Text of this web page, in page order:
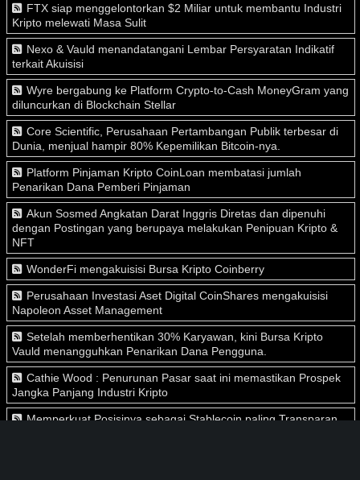
FTX siap menggelontorkan $2 Miliar untuk membantu Industri
Kripto melewati Masa Sulit
Nexo & Vauld menandatangani Lembar Persyaratan Indikatif
terkait Akuisisi
Wyre bergabung ke Platform Crypto-to-Cash MoneyGram yang
diluncurkan di Blockchain Stellar
Core Scientific, Perusahaan Pertambangan Publik terbesar di
Dunia, menjual hampir 80% Kepemilikan Bitcoin-nya.
Platform Pinjaman Kripto CoinLoan membatasi jumlah
Penarikan Dana Pemberi Pinjaman
Akun Sosmed Angkatan Darat Inggris Diretas dan dipenuhi
dengan Postingan yang berupaya melakukan Penipuan Kripto &
NFT
WonderFi mengakuisisi Bursa Kripto Coinberry
Perusahaan Investasi Aset Digital CoinShares mengakuisisi
Napoleon Asset Management
Setelah memberhentikan 30% Karyawan, kini Bursa Kripto
Vauld menangguhkan Penarikan Dana Pengguna.
Cathie Wood : Penurunan Pasar saat ini memastikan Prospek
Jangka Panjang Industri Kripto
Memperkuat Posisinya sebagai Stablecoin paling Transparan,